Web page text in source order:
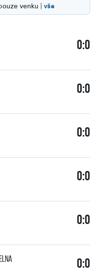
venku | vše
0:0
0:0
0:0
0:0
0:0
0:0